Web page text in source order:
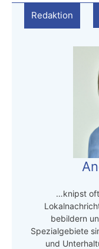
Redaktion
…knipst oft
bebildern
Spezialgebiete
und